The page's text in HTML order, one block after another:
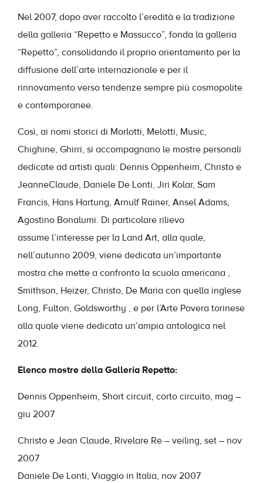
Nel 2007, dopo aver raccolto l’eredità e la tradizione
della galleria “Repetto e Massucco”, fonda la galleria
“Repetto”, consolidando il proprio orientamento per la
diffusione dell’arte internazionale e per il
rinnovamento verso tendenze sempre più cosmopolite
e contemporanee.
Così, ai nomi storici di Morlotti, Melotti, Music,
Chighine, Ghirri, si accompagnano le mostre personali
dedicate ad artisti quali: Dennis Oppenheim, Christo e
Jeanne­Claude, Daniele De Lonti, Jiri Kolar, Sam
Francis, Hans Hartung, Arnulf Rainer, Ansel Adams,
Agostino Bonalumi. Di particolare rilievo
assume l’interesse per la Land Art, alla quale,
nell’autunno 2009, viene dedicata un’importante
mostra che mette a confronto la scuola americana ,
Smithson, Heizer, Christo, De Maria con quella inglese
Long, Fulton, Goldsworthy , e per l’Arte Povera torinese
alla quale viene dedicata un’ampia antologica nel
2012.
Elenco mostre della Galleria Repetto:
Dennis Oppenheim, Short circuit, corto circuito, mag –
giu 2007
Christo e Jean Claude, Ri­velare Re – veiling, set – nov
2007
Daniele De Lonti, Viaggio in Italia, nov 2007